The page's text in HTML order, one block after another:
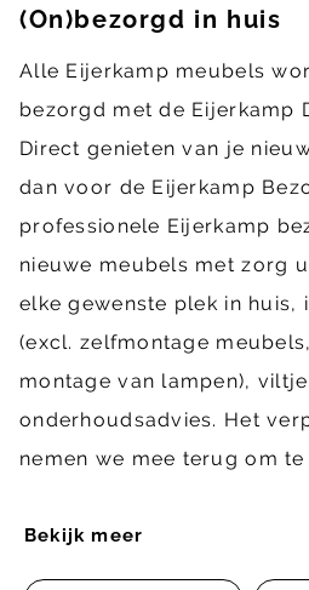
Bekijk meer
(On)bezorgd in huis
Alle Eijerkamp meubels
bezorgd met de Eijerkamp
Direct genieten van je
dan voor de Eijerkamp
professionele Eijerkamp
nieuwe meubels met zorg
elke gewenste plek in huis,
(excl. zelfmontage
montage van lampen),
onderhoudsadvies. Het
nemen we mee terug om